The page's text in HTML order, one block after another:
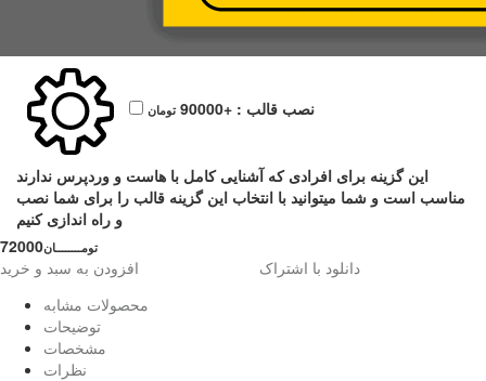
نصب قالب : +90000 تومان
این گزینه برای افرادی که آشنایی کامل با هاست و وردپرس ندارند
مناسب است و شما میتوانید با انتخاب این گزینه قالب را برای شما نصب
و راه اندازی کنیم
72000تومــــــــان
افزودن به سبد و خرید
دانلود با اشتراک
محصولات مشابه
توضیحات
مشخصات
نظرات